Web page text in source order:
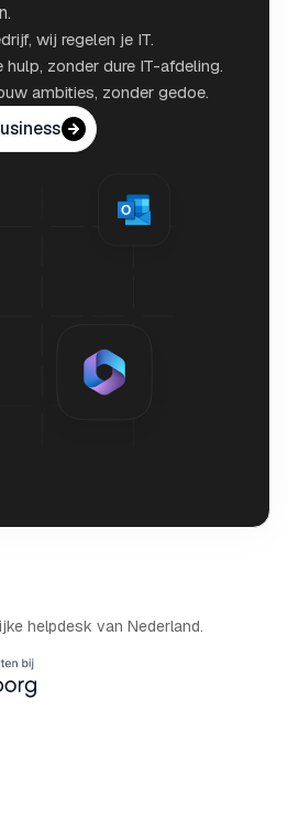
wij regelen je IT.
zonder dure IT-afdeling.
ambities, zonder gedoe.
helpdesk van Nederland.